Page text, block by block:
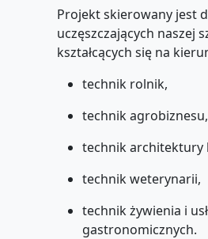
Projekt skierowany jest
uczęszczających naszej
kształcących się na
technik rolnik,
technik agrobiznesu,
technik architektury
technik weterynarii,
technik żywienia i
gastronomicznych.